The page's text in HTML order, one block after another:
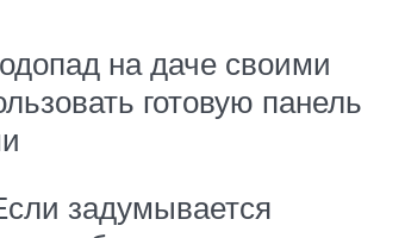
на даче своими
готовую панель
задумывается